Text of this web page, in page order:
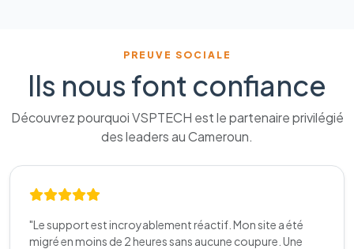
PREUVE SOCIALE
Ils nous font confiance
Découvrez pourquoi VSPTECH est le partenaire privilégié
des leaders au Cameroun.
"Le support est incroyablement réactif. Mon site a été
migré en moins de 2 heures sans aucune coupure. Une